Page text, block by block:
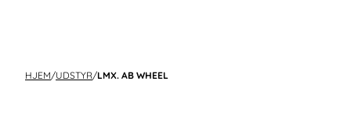
HJEM/UDSTYR/LMX. AB WHEEL